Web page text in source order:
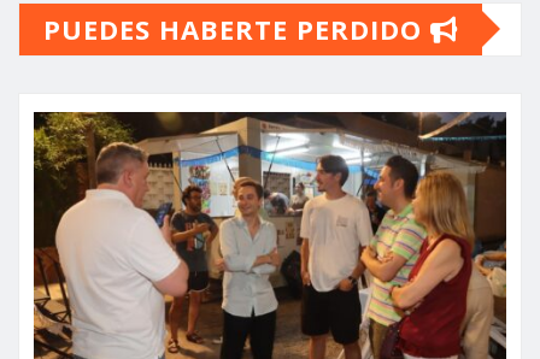
PUEDES HABERTE PERDIDO